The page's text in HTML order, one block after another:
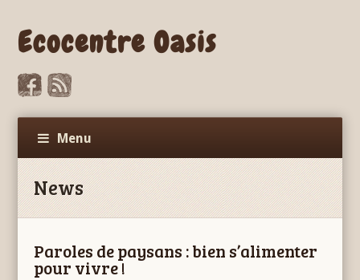
Ecocentre Oasis
Menu
News
Paroles de paysans : bien s’alimenter
pour vivre !